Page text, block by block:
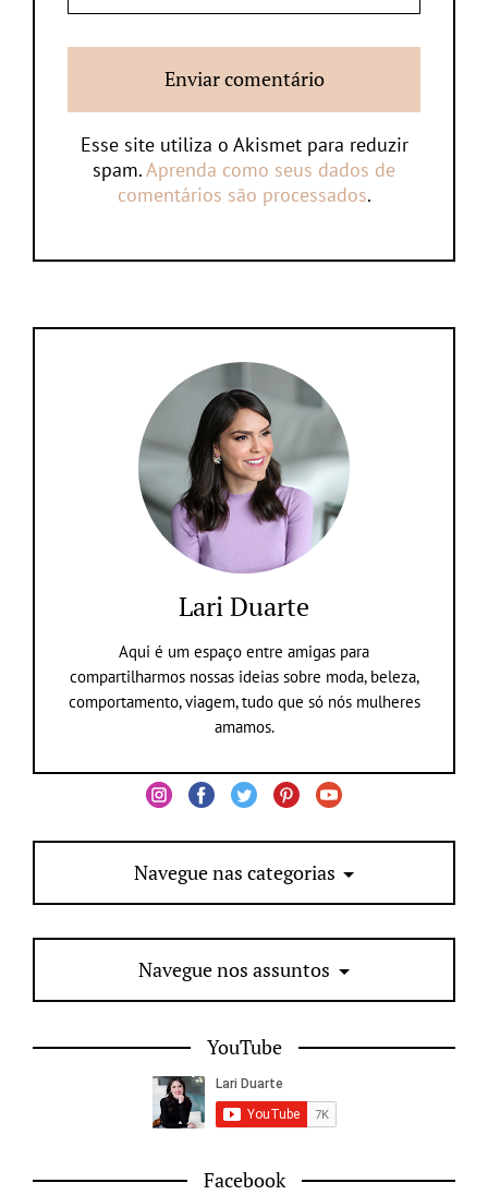
Esse site utiliza o Akismet para reduzir
spam.Aprenda como seus dados de
comentários são processados.
Lari Duarte
Aqui é um espaço entre amigas para
compartilharmos nossas ideias sobre moda, beleza,
comportamento, viagem, tudo que só nós mulheres
amamos.
Navegue nas categorias
Navegue nos assuntos
YouTube
Facebook